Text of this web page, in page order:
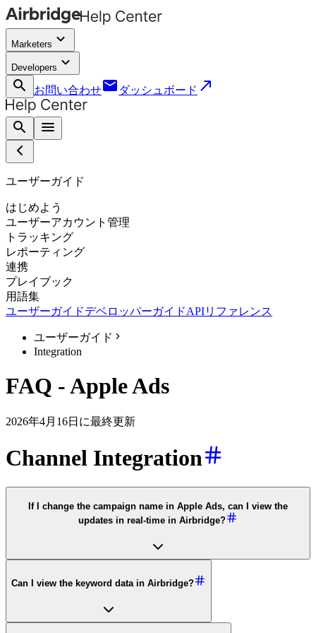
Marketers keyboard_arrow_down
Developers keyboard_arrow_down
search
お問い合わせemail ダッシュボード call_made
search menu
ユーザーガイド
はじめよう
ユーザーアカウント管理
トラッキング
レポーティング
連携
プレイブック
用語集
ユーザーガイドデベロッパーガイドAPIリファレンス
ユーザーガイド
Integration
FAQ - Apple Ads
2026年4月16日に最終更新
Channel Integration
If I change the campaign name in Apple Ads, can I view the
updates in real-time in Airbridge?
Can I view the keyword data in Airbridge?